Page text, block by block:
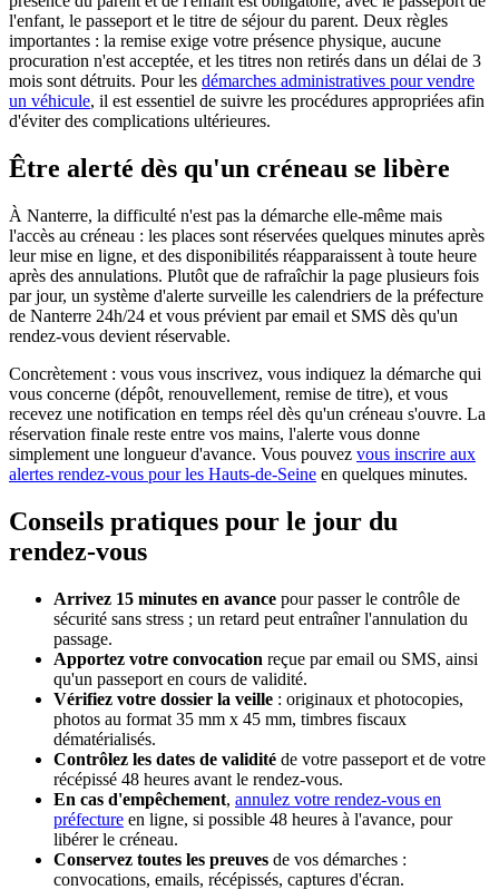
l'enfant, le passeport et le titre de séjour du parent. Deux règles
importantes : la remise exige votre présence physique, aucune
procuration n'est acceptée, et les titres non retirés dans un délai de 3
mois sont détruits. Pour les démarches administratives pour vendre
un véhicule, il est essentiel de suivre les procédures appropriées afin
d'éviter des complications ultérieures.
Être alerté dès qu'un créneau se libère
À Nanterre, la difficulté n'est pas la démarche elle-même mais
l'accès au créneau : les places sont réservées quelques minutes après
leur mise en ligne, et des disponibilités réapparaissent à toute heure
après des annulations. Plutôt que de rafraîchir la page plusieurs fois
par jour, un système d'alerte surveille les calendriers de la préfecture
de Nanterre 24h/24 et vous prévient par email et SMS dès qu'un
rendez-vous devient réservable.
Concrètement : vous vous inscrivez, vous indiquez la démarche qui
vous concerne (dépôt, renouvellement, remise de titre), et vous
recevez une notification en temps réel dès qu'un créneau s'ouvre. La
réservation finale reste entre vos mains, l'alerte vous donne
simplement une longueur d'avance. Vous pouvez vous inscrire aux
alertes rendez-vous pour les Hauts-de-Seine en quelques minutes.
Conseils pratiques pour le jour du
rendez-vous
Arrivez 15 minutes en avance pour passer le contrôle de
sécurité sans stress ; un retard peut entraîner l'annulation du
passage.
Apportez votre convocation reçue par email ou SMS, ainsi
qu'un passeport en cours de validité.
Vérifiez votre dossier la veille : originaux et photocopies,
photos au format 35 mm x 45 mm, timbres fiscaux
dématérialisés.
Contrôlez les dates de validité de votre passeport et de votre
récépissé 48 heures avant le rendez-vous.
En cas d'empêchement, annulez votre rendez-vous en
préfecture en ligne, si possible 48 heures à l'avance, pour
libérer le créneau.
Conservez toutes les preuves de vos démarches :
convocations, emails, récépissés, captures d'écran.